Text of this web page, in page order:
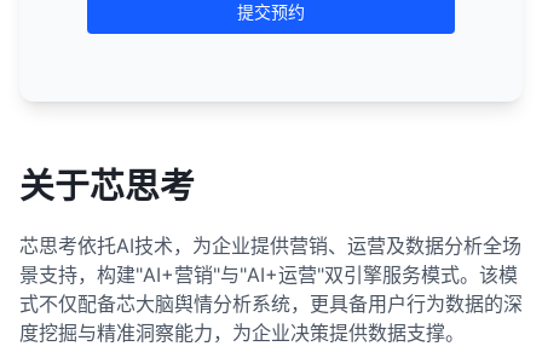
提交预约
关于芯思考
芯思考依托AI技术，为企业提供营销、运营及数据分析全场
景支持，构建"AI+营销"与"AI+运营"双引擎服务模式。该模
式不仅配备芯大脑舆情分析系统，更具备用户行为数据的深
度挖掘与精准洞察能力，为企业决策提供数据支撑。